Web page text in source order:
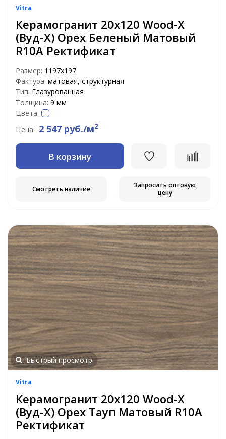
Vitra
Керамогранит 20х120 Wood-X
(Вуд-Х) Орех Беленый Матовый
R10A Ректификат
Размер: 1197х197
Фактура: матовая, структурная
Тип: Глазурованная
Толщина: 9 мм
Цвета:
Цена: 2 547 руб./м2
В корзину
Смотреть наличие
Запросить оптовую
цену
Быстрый просмотр
Vitra
Керамогранит 20х120 Wood-X
(Вуд-Х) Орех Тауп Матовый R10A
Ректификат